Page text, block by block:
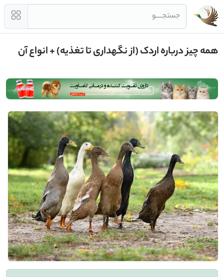
جستجــــو
همه چیز درباره اردک (از نگهداری تا تغذیه) + انواع آن